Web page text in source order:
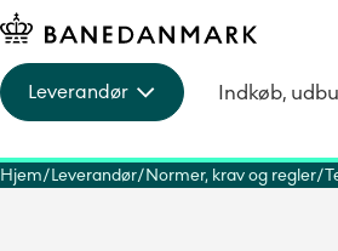
Leverandør Indkøb,
Hjem Leverandør Normer, krav og regler